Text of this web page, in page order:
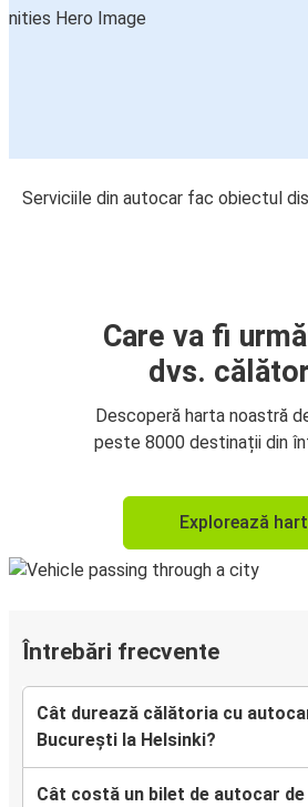
Serviciile din autocar fac obiectul
Care va fi
dvs.
Descoperă harta noastră
peste 8000 destinații din
Explorează
Întrebări frecvente
Cât durează călătoria cu
București la Helsinki?
Cât costă un bilet de autocar